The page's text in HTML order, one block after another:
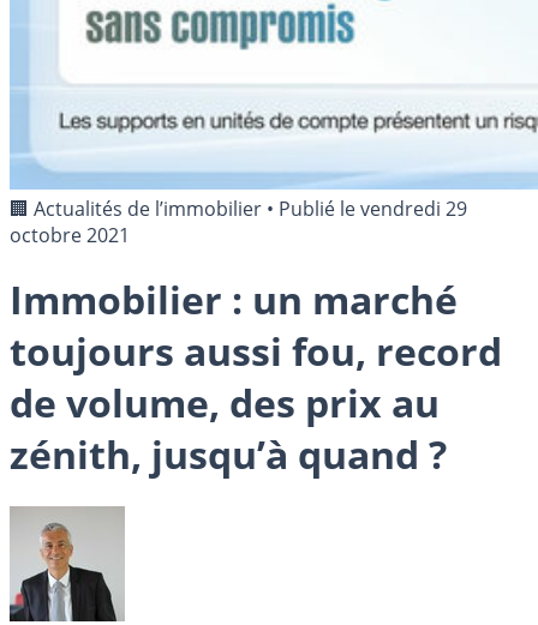
🏢 Actualités de l’immobilier • Publié levendredi 29
octobre 2021
Immobilier : un marché
toujours aussi fou, record
de volume, des prix au
zénith, jusqu’à quand ?